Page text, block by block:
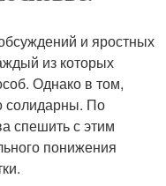
и яростных
из которых
Однако в том,
солидарны. По
спешить с этим
понижения